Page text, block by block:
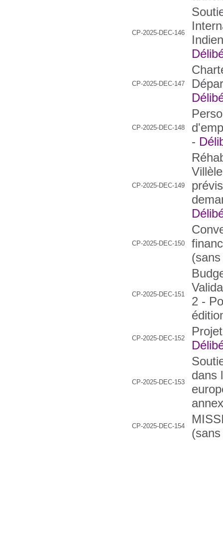
CP-2025-DEC-146
CP-2025-DEC-147
CP-2025-DEC-148
-
CP-2025-DEC-149
CP-2025-DEC-150
CP-2025-DEC-151
2 -
CP-2025-DEC-152
CP-2025-DEC-153
dans
CP-2025-DEC-154